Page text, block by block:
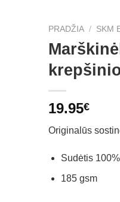
PRADŽIA / SKM
19.95€
Originalūs
Sudėtis
185 gsm